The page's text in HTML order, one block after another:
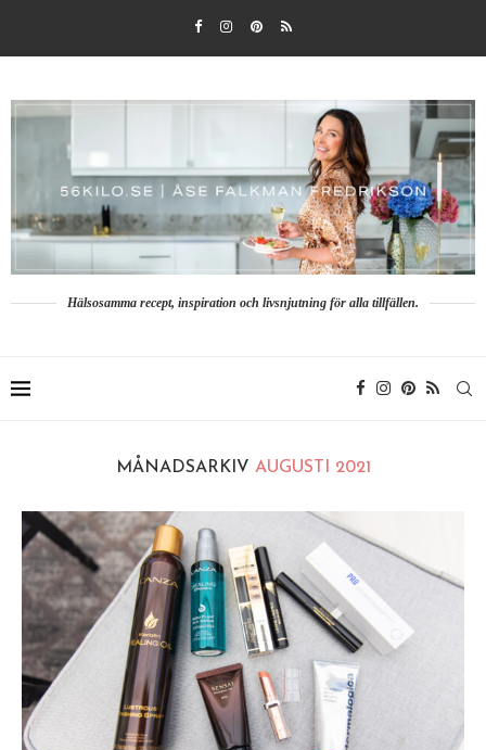
Hälsosamma recept, inspiration och livsnjutning för alla tillfällen.
MÅNADSARKIV AUGUSTI 2021